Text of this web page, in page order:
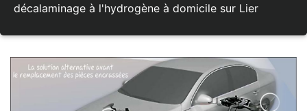
décalaminage à l'hydrogène à domicile sur Lier